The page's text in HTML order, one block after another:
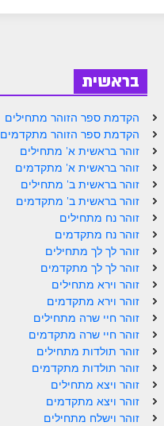
ספר הזוהר נח מתחילים
ספר הזוהר נח מתקדמים
ספר הזוהר לך לך מתחילים
ספר הזוהר לך לך מתקדמים
ספר הזוהר וירא מתחילים
ספר הזוהר וירא מתקדמים
ספר הזוהר חיי שרה מתחילים
ספר הזוהר חיי שרה מתקדמים
ספר הזוהר תולדות מתחילים
ספר הזוהר ויצא מתחילים
ספר הזוהר ויצא מתקדמים
בראשית
הקדמת ספר הזוהר מתחילים
הקדמת ספר הזוהר מתקדמים
זוהר בראשית א' מתחילים
זוהר בראשית א' מתקדמים
זוהר בראשית ב' מתחילים
זוהר בראשית ב' מתקדמים
זוהר נח מתחילים
זוהר נח מתקדמים
זוהר לך לך מתחילים
זוהר לך לך מתקדמים
זוהר וירא מתחילים
זוהר וירא מתקדמים
זוהר חיי שרה מתחילים
זוהר חיי שרה מתקדמים
זוהר תולדות מתחילים
זוהר תולדות מתקדמים
זוהר ויצא מתחילים
זוהר ויצא מתקדמים
זוהר וישלח מתחילים